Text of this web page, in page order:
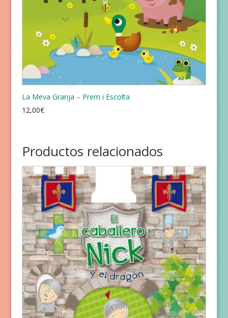
La Meva Granja – Prem i Escolta
12,00€
Productos relacionados